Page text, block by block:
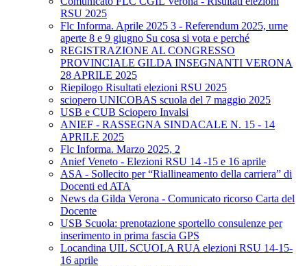
RSU 2025
Flc Informa. Aprile 2025 3 - Referendum 2025, urne
aperte 8 e 9 giugno Su cosa si vota e perché
REGISTRAZIONE AL CONGRESSO
PROVINCIALE GILDA INSEGNANTI VERONA
28 APRILE 2025
Riepilogo Risultati elezioni RSU 2025
sciopero UNICOBAS scuola del 7 maggio 2025
USB e CUB Sciopero Invalsi
ANIEF - RASSEGNA SINDACALE N. 15 - 14
APRILE 2025
Flc Informa. Marzo 2025, 2
Anief Veneto - Elezioni RSU 14 -15 e 16 aprile
ASA - Sollecito per “Riallineamento della carriera” di
Docenti ed ATA
News da Gilda Verona - Comunicato ricorso Carta del
Docente
USB Scuola: prenotazione sportello consulenze per
inserimento in prima fascia GPS
Locandina UIL SCUOLA RUA elezioni RSU 14-15-
16 aprile